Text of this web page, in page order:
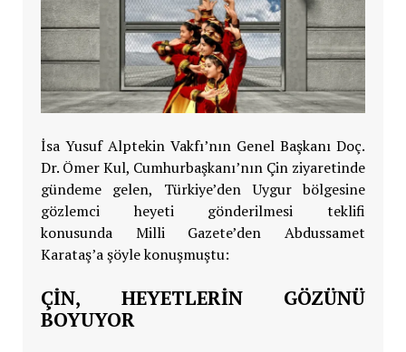
İsa Yusuf Alptekin Vakfı’nın Genel Başkanı Doç.
Dr. Ömer Kul, Cumhurbaşkanı’nın Çin ziyaretinde
gündeme gelen, Türkiye’den Uygur bölgesine
gözlemci heyeti gönderilmesi teklifi
konusunda Milli Gazete’den Abdussamet
Karataş’a şöyle konuşmuştu:
ÇİN, HEYETLERİN GÖZÜNÜ
BOYUYOR